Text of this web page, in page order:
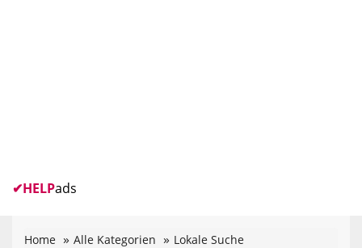
✔HELPads
Home Alle Kategorien Lokale Suche